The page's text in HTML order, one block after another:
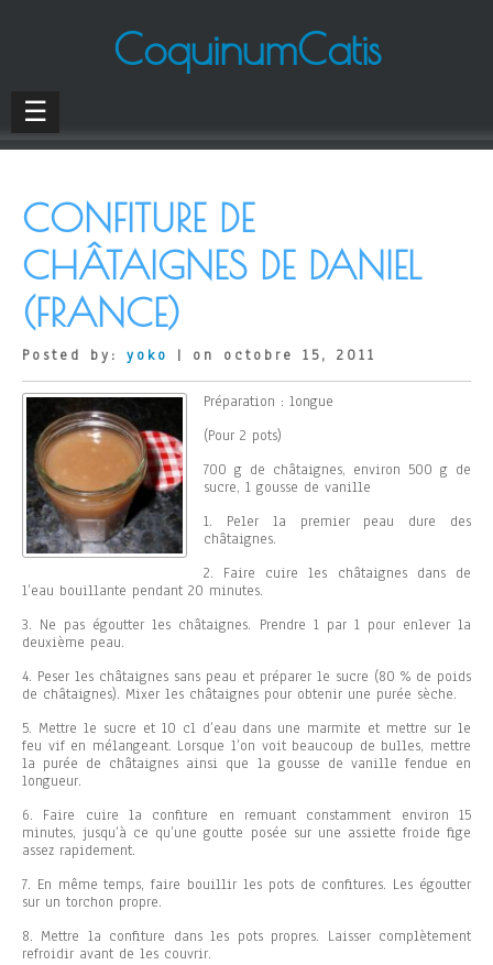
CoquinumCatis
☰
CONFITURE DE
CHÂTAIGNES DE DANIEL
(FRANCE)
Posted by: yoko | on octobre 15, 2011
Préparation : longue
(Pour 2 pots)
700 g de châtaignes, environ 500 g de
sucre, 1 gousse de vanille
1. Peler la premier peau dure des
châtaignes.
2. Faire cuire les châtaignes dans de
l’eau bouillante pendant 20 minutes.
3. Ne pas égoutter les châtaignes. Prendre 1 par 1 pour enlever la
deuxième peau.
4. Peser les châtaignes sans peau et préparer le sucre (80 % de poids
de châtaignes). Mixer les châtaignes pour obtenir une purée sèche.
5. Mettre le sucre et 10 cl d’eau dans une marmite et mettre sur le
feu vif en mélangeant. Lorsque l’on voit beaucoup de bulles, mettre
la purée de châtaignes ainsi que la gousse de vanille fendue en
longueur.
6. Faire cuire la confiture en remuant constamment environ 15
minutes, jusqu’à ce qu’une goutte posée sur une assiette froide fige
assez rapidement.
7. En même temps, faire bouillir les pots de confitures. Les égoutter
sur un torchon propre.
8. Mettre la confiture dans les pots propres. Laisser complètement
refroidir avant de les couvrir.